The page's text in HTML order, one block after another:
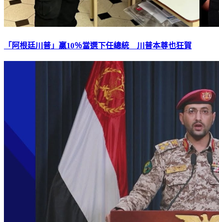
「阿根廷川普」贏10％當選下任總統 川普本尊也狂賀